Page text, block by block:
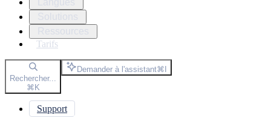
Tarifs
Rechercher...
⌘K
Demander à l'assistant⌘I
Support